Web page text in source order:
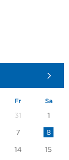
Fr Sa
31 1
7 8
14 15